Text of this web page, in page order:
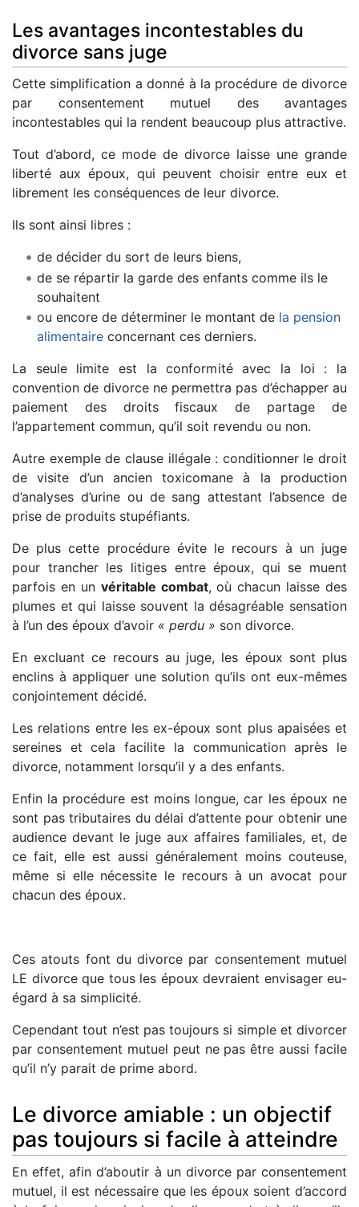
Les avantages incontestables du
divorce sans juge
Cette simplification a donné à la procédure de divorce
par consentement mutuel des avantages
incontestables qui la rendent beaucoup plus attractive.
Tout d’abord, ce mode de divorce laisse une grande
liberté aux époux, qui peuvent choisir entre eux et
librement les conséquences de leur divorce.
Ils sont ainsi libres :
de décider du sort de leurs biens,
de se répartir la garde des enfants comme ils le
souhaitent
ou encore de déterminer le montant de la pension
alimentaireconcernant ces derniers.
La seule limite est la conformité avec la loi : la
convention de divorce ne permettra pas d’échapper au
paiement des droits fiscaux de partage de
l’appartement commun, qu’il soit revendu ou non.
Autre exemple de clause illégale : conditionner le droit
de visite d’un ancien toxicomane à la production
d’analyses d’urine ou de sang attestant l’absence de
prise de produits stupéfiants.
De plus cette procédure évite le recours à un juge
pour trancher les litiges entre époux, qui se muent
parfois en un véritable combat, où chacun laisse des
plumes et qui laisse souvent la désagréable sensation
à l’un des époux d’avoir « perdu » son divorce.
En excluant ce recours au juge, les époux sont plus
enclins à appliquer une solution qu’ils ont eux-mêmes
conjointement décidé.
Les relations entre les ex-époux sont plus apaisées et
sereines et cela facilite la communication après le
divorce, notamment lorsqu’il y a des enfants.
Enfin la procédure est moins longue, car les époux ne
sont pas tributaires du délai d’attente pour obtenir une
audience devant le juge aux affaires familiales, et, de
ce fait, elle est aussi généralement moins couteuse,
même si elle nécessite le recours à un avocat pour
chacun des époux.
Ces atouts font du divorce par consentement mutuel
LE divorce que tous les époux devraient envisager eu-
égard à sa simplicité.
Cependant tout n’est pas toujours si simple et divorcer
par consentement mutuel peut ne pas être aussi facile
qu’il n’y parait de prime abord.
Le divorce amiable : un objectif
pas toujours si facile à atteindre
En effet, afin d’aboutir à un divorce par consentement
mutuel, il est nécessaire que les époux soient d’accord